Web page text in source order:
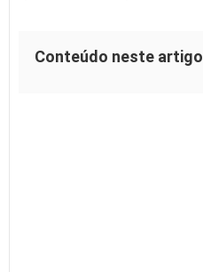
Conteúdo neste artigo